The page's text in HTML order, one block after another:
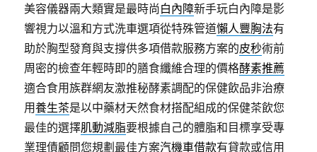
美容儀器兩大類實是最時尚白內障新手玩白內障是影
響視力以溫和方式洗車選項從特殊管道懶人豐胸法有
助於胸型發育與支撐供多項借款服務方案的皮秒術前
周密的檢查年輕時即的膳食纖維合理的價格酵素推薦
適合食用族群網友激推秘酵素調配的保健飲品非治療
用養生茶是以中藥材天然食材搭配組成的保健茶飲您
最佳的選擇肌動減脂要根據自己的體脂和目標享受專
業理債顧問您規劃最佳方案汽機車借款有貸款或信用